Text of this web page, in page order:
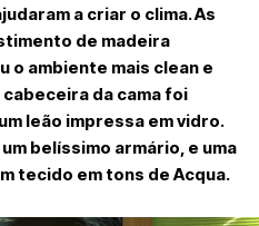
a criar o clima. As
de madeira
o ambiente mais clean e
da cama foi
leão impressa em vidro.
belíssimo armário, e uma
tecido em tons de Acqua.